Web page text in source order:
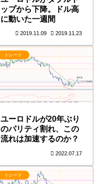
ップから下降。ドル高
に動いた一週間
2019.11.09 2019.11.23
トレード
ユーロドルが20年ぶり
のパリティ割れ、この
流れは加速するのか？
2022.07.17
トレード